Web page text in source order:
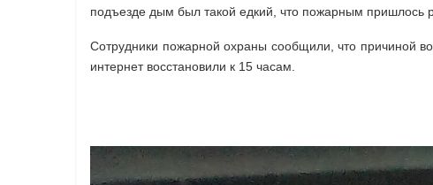
подъезде дым был такой едкий, что пожарным пришлось
Сотрудники пожарной охраны сообщили, что причиной
интернет восстановили к 15 часам.